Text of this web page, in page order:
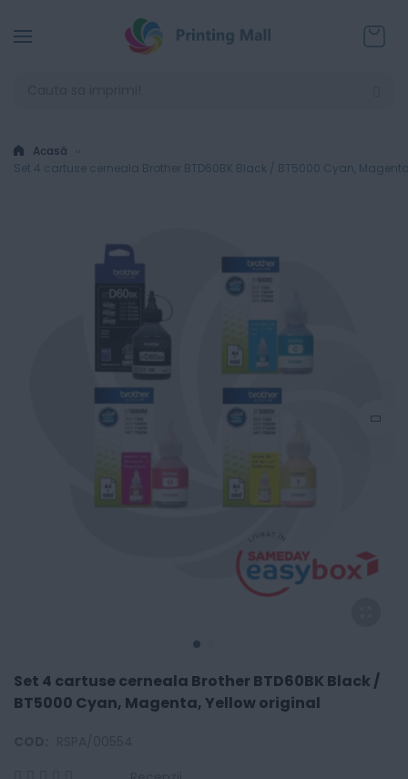
Acasă
Set 4 cartuse cerneala Brother BTD60BK Black / BT5000 Cyan,
Set 4 cartuse cerneala Brother BTD60BK Black /
BT5000 Cyan, Magenta, Yellow original